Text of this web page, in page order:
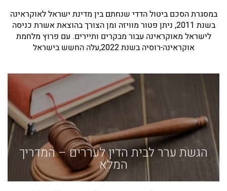
במסגרת הסכם ביטול הדדי שנחתם בין מדינת ישראל לאוקראינה
בשנת 2011, ניתן פטור מוויזה ומן הצורך בהוצאת אשרת כניסה
לישראל מאוקראינה עבור מבקרים ותיירים. עם פרוץ מלחמת
אוקראינה-רוסיה בשנת 2022,עלה החשש בישראל
הגשת ערר לבית הדין לעררים – המדריך
המלא